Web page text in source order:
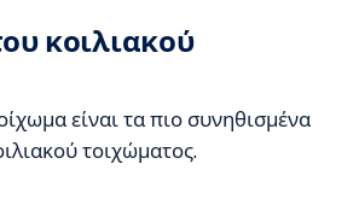
κοιλιακού
είναι τα πιο συνηθισμένα
τοιχώματος.